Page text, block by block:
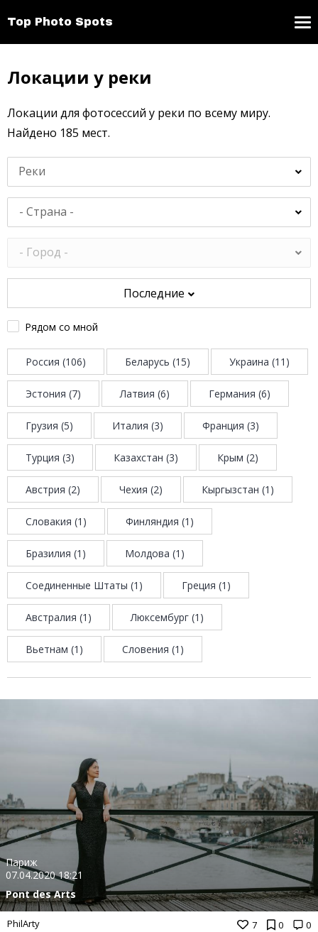
Top Photo Spots
Локации у реки
Локации для фотосессий у реки по всему миру.
Найдено 185 мест.
Реки
Последние
Рядом со мной
Россия (106) Беларусь (15) Украина (11)
Эстония (7) Латвия (6) Германия (6)
Грузия (5) Италия (3) Франция (3)
Турция (3) Казахстан (3) Крым (2)
Австрия (2) Чехия (2) Кыргызстан (1)
Словакия (1) Финляндия (1)
Бразилия (1) Молдова (1)
Соединенные Штаты (1) Греция (1)
Австралия (1) Люксембург (1)
Вьетнам (1) Словения (1)
7 0 0
Париж
07.04.2020 18:21
Pont des Arts
PhilArty